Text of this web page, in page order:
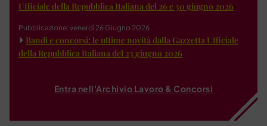
Ufficiale della Repubblica Italiana del 26 e 30 giugno 2026
Pubblicazione: venerdì 26 Giugno 2026
Bandi e concorsi: le ultime novità dalla Gazzetta Ufficiale
della Repubblica Italiana del 23 giugno 2026
Entra nell'Archivio Lavoro & Concorsi